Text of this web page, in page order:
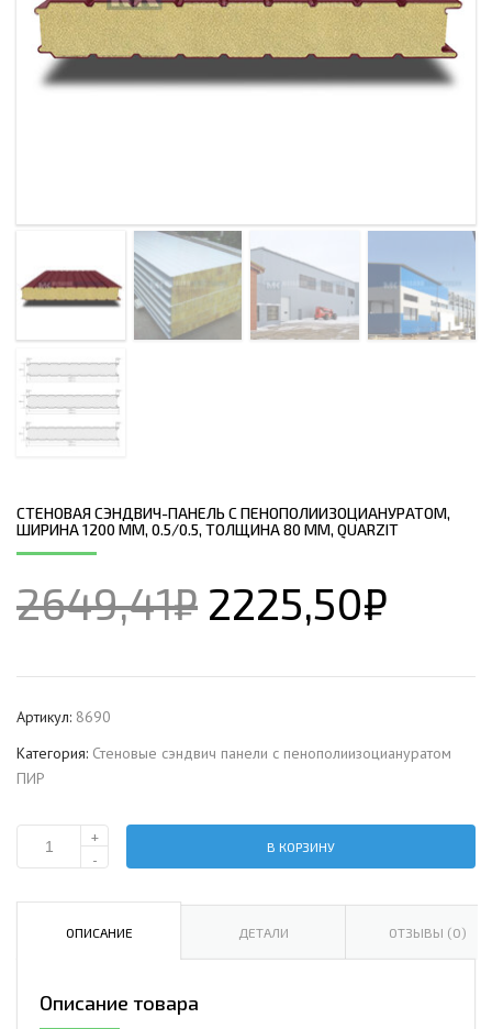
СТЕНОВАЯ СЭНДВИЧ-ПАНЕЛЬ С ПЕНОПОЛИИЗОЦИАНУРАТОМ,
ШИРИНА 1200 ММ, 0.5/0.5, ТОЛЩИНА 80 ММ, QUARZIT
2649,41₽ 2225,50₽
Артикул: 8690
Категория: Стеновые сэндвич панели с пенополиизоциануратом
ПИР
Количество
сэндвич-
ширина
+
-
В КОРЗИНУ
ОПИСАНИЕ ДЕТАЛИ ОТЗЫВЫ (0)
Описание товара